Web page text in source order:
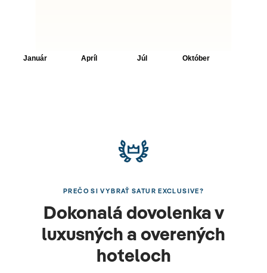
PREČO SI VYBRAŤ SATUR EXCLUSIVE?
Dokonalá dovolenka v
luxusných a overených
hoteloch